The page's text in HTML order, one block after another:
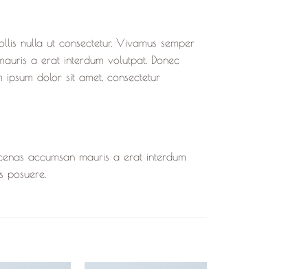
nulla ut consectetur. Vivamus semper
a erat interdum volutpat. Donec
ipsum dolor sit amet, consectetur
accumsan mauris a erat interdum
posuere.